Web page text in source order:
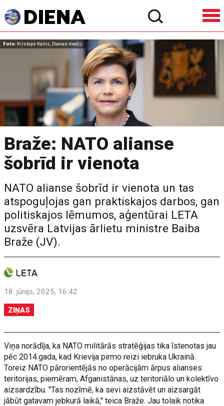
Foto: Kristaps Kalns, Dienas mediji
Braže: NATO alianse
šobrīd ir vienota
NATO alianse šobrīd ir vienota un tas
atspoguļojas gan praktiskajos darbos, gan
politiskajos lēmumos, aģentūrai LETA
uzsvēra Latvijas ārlietu ministre Baiba
Braže (JV).
18. jūnijs, 2025, 16:42
ZIŅAS
Viņa norādīja, ka NATO militārās stratēģijas tika īstenotas jau
pēc 2014.gada, kad Krievija pirmo reizi iebruka Ukrainā.
Toreiz NATO pārorientējās no operācijām ārpus alianses
teritorijas, piemēram, Afganistānas, uz teritoriālo un kolektīvo
aizsardzību. "Tas nozīmē, ka sevi aizstāvēt un aizsargāt
jābūt gatavam jebkurā laikā," teica Braže. Jau tolaik notika